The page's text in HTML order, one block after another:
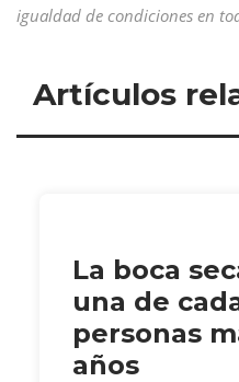
igualdad de condiciones en
Artículos
La boca
una de
personas
años